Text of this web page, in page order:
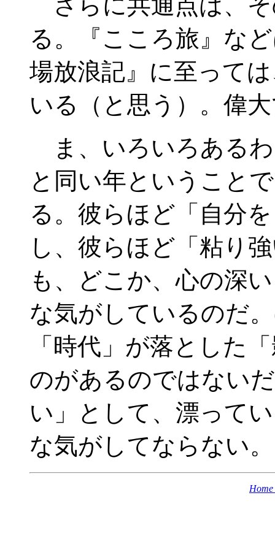
る。『こころ旅』な
場放浪記』に至って
いる（と思う）。偉
ま、いろいろある
と同い年ということ
る。彼らほど「自分
し、彼らほど「粘り
も、どこか、心の深
な気がしているのだ
「時代」が落とした
のがあるのではない
い」として、漂って
な気がしてならない。
Home